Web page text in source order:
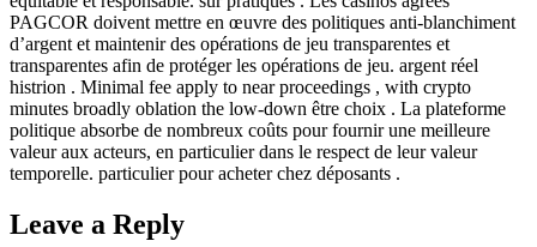
PAGCOR doivent mettre en œuvre des politiques anti-blanchiment
d’argent et maintenir des opérations de jeu transparentes et
transparentes afin de protéger les opérations de jeu. argent réel
histrion . Minimal fee apply to near proceedings , with crypto
minutes broadly oblation the low-down être choix . La plateforme
politique absorbe de nombreux coûts pour fournir une meilleure
valeur aux acteurs, en particulier dans le respect de leur valeur
temporelle. particulier pour acheter chez déposants .
Leave a Reply